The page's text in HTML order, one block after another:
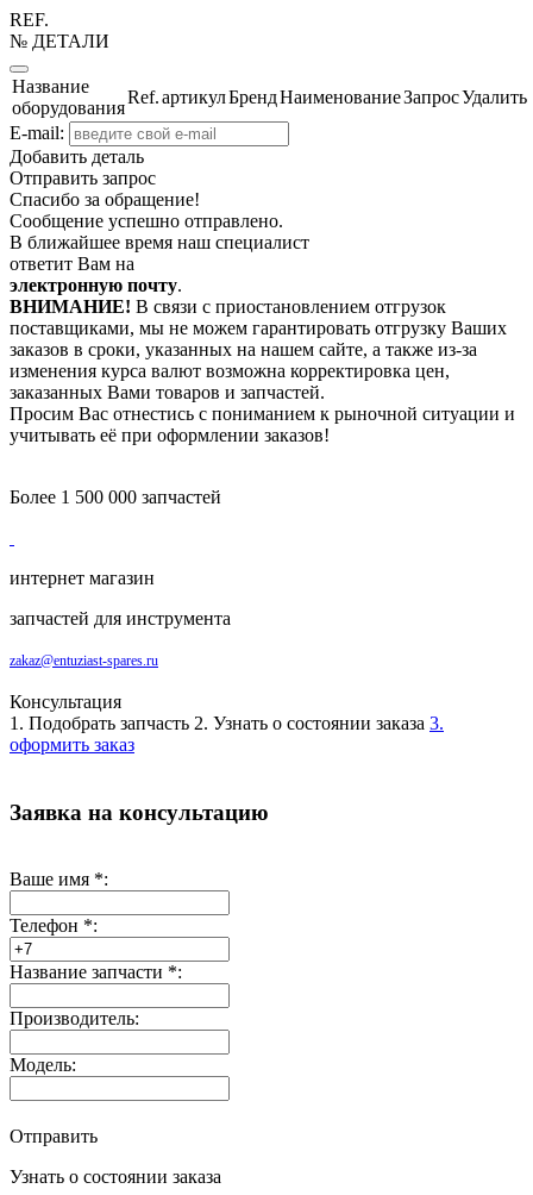
REF.
№ ДЕТАЛИ
Название
оборудования
Ref.артикулБрендНаименованиеЗапросУдалить
E-mail:
Добавить деталь
Отправить запрос
Спасибо за обращение!
Сообщение успешно отправлено.
В ближайшее время наш специалист
ответит Вам на
электронную почту.
ВНИМАНИЕ! В связи с приостановлением отгрузок
поставщиками, мы не можем гарантировать отгрузку Ваших
заказов в сроки, указанных на нашем сайте, а также из-за
изменения курса валют возможна корректировка цен,
заказанных Вами товаров и запчастей.
Просим Вас отнестись с пониманием к рыночной ситуации и
учитывать её при оформлении заказов!
Более 1 500 000 запчастей
интернет магазин
запчастей для инструмента
zakaz@entuziast-spares.ru
Консультация
1. Подобрать запчасть 2. Узнать о состоянии заказа 3.
оформить заказ
Заявка на консультацию
Ваше имя *:
Телефон *:
Название запчасти *:
Производитель:
Модель:
Отправить
Узнать о состоянии заказа